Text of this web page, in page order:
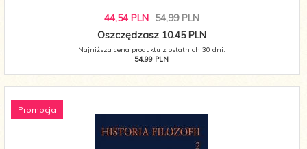
44,54 PLN 54,99 PLN
Oszczędzasz 10.45 PLN
Najniższa cena produktu z ostatnich 30 dni:
54.99 PLN
Promocja